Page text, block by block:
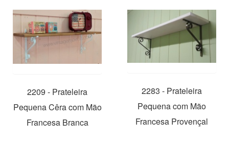
2209 - Prateleira
Pequena Cêra com Mão
Francesa Branca
2283 - Prateleira
Pequena com Mão
Francesa Provençal